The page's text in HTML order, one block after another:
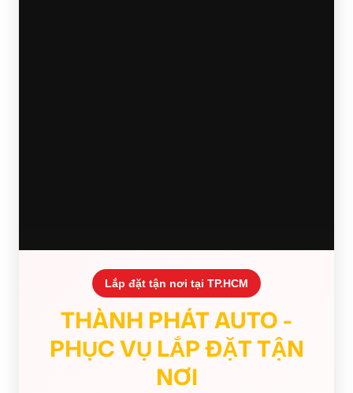
Lắp đặt tận nơi tại TP.HCM
THÀNH PHÁT AUTO -
PHỤC VỤ LẮP ĐẶT TẬN
NƠI